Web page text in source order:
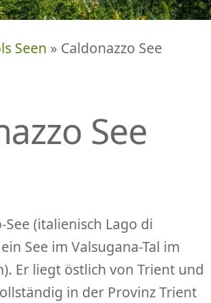
N
NSeen » Caldonazzo See
See
See (italienisch Lago di
See im Valsugana-Tal im
Er liegt östlich von Trient und
in der Provinz Trient